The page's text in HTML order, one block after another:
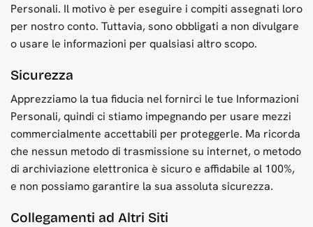
Personali. Il motivo è per eseguire i compiti assegnati loro
per nostro conto. Tuttavia, sono obbligati a non divulgare
o usare le informazioni per qualsiasi altro scopo.
Sicurezza
Apprezziamo la tua fiducia nel fornirci le tue Informazioni
Personali, quindi ci stiamo impegnando per usare mezzi
commercialmente accettabili per proteggerle. Ma ricorda
che nessun metodo di trasmissione su internet, o metodo
di archiviazione elettronica è sicuro e affidabile al 100%,
e non possiamo garantire la sua assoluta sicurezza.
Collegamenti ad Altri Siti